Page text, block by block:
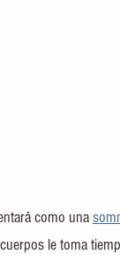
como una
le toma